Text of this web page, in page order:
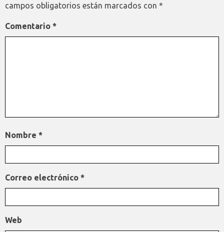
campos obligatorios están marcados con *
Comentario *
Nombre *
Correo electrónico *
Web